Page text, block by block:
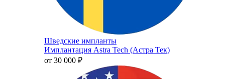
Шведские импланты
Имплантация Astra Tech (Астра Тек)
от 30 000 ₽